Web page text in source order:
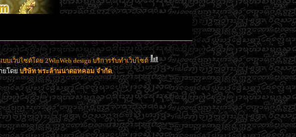
บเว็บไซต์โดย 2WinWeb design บริการรับทำเว็บไซต์
ยโดยบริษัท พระล้านนาดอทคอม จำกัด.